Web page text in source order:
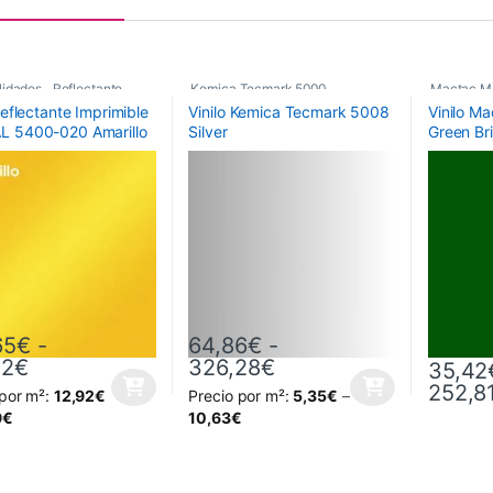
Reflectante
Corte
Imprimible
5400-020 Amarillo
€ -
€Rango de precios: desde 128,65€ hasta
m²: 12,92€
€
tiene múltiples variantes. Las opciones se pueden elegir en la
Kemica Tecmark 5000
Poliméricos ,Vinilos De Corte
Vinilo Kemica Tecmark 5008
Silver
64,86€ -
326,28€Rango de precios:
Precio por m²: 5,35€ –
10,63€
Este producto tiene múltiples variantes.
Mactac
Vinilo
Green
35,42
Este